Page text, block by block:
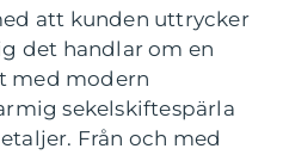
att kunden uttrycker
det handlar om en
med modern
sekelskiftespärla
Från och med